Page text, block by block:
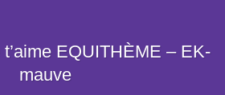
EQUITHÈME – EK-
mauve